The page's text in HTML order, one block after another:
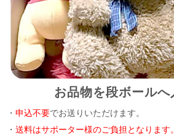
お品物を段ボールへ
・申込不要でお送りいただけます。
・送料はサポーター様のご負担となります。